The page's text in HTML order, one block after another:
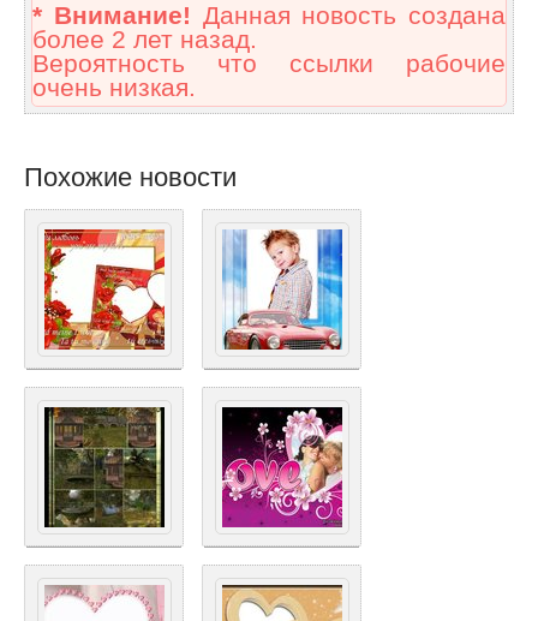
* Внимание! Данная новость создана
более 2 лет назад.
Вероятность что ссылки рабочие
очень низкая.
Похожие новости